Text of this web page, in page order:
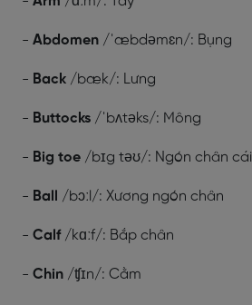
- Abdomen /ˈæbdəmɛn/: Bụng
- Back /bæk/: Lưng
- Buttocks /ˈbʌtəks/: Mông
- Big toe /bɪg təʊ/: Ngón chân cái
- Ball /bɔːl/: Xương ngón chân
- Calf/kɑːf/: Bắp chân
- Chin /ʧɪn/: Cằm